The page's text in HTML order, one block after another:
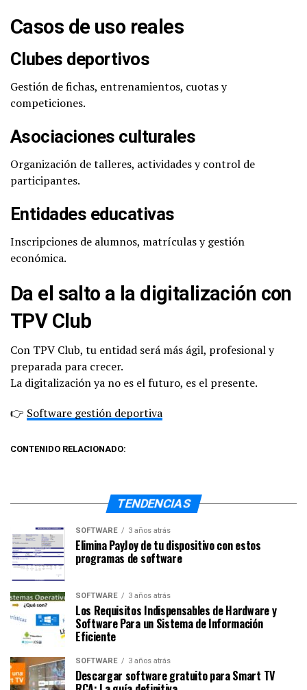
Casos de uso reales
Clubes deportivos
Gestión de fichas, entrenamientos, cuotas y
competiciones.
Asociaciones culturales
Organización de talleres, actividades y control de
participantes.
Entidades educativas
Inscripciones de alumnos, matrículas y gestión
económica.
Da el salto a la digitalización con
TPV Club
Con TPV Club, tu entidad será más ágil, profesional y
preparada para crecer.
La digitalización ya no es el futuro, es el presente.
👉 Software gestión deportiva
CONTENIDO RELACIONADO:
TENDENCIAS
SOFTWARE 3 años atrás
Elimina PayJoy de tu dispositivo con estos
programas de software
SOFTWARE 3 años atrás
Los Requisitos Indispensables de Hardware y
Software Para un Sistema de Información
Eficiente
SOFTWARE 3 años atrás
Descargar software gratuito para Smart TV